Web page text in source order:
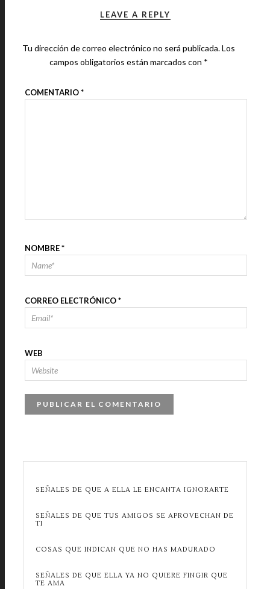
LEAVE A REPLY
Tu dirección de correo electrónico no será publicada.Los
campos obligatorios están marcados con *
COMENTARIO*
NOMBRE*
CORREO ELECTRÓNICO*
WEB
SEÑALES DE QUE A ELLA LE ENCANTA IGNORARTE
SEÑALES DE QUE TUS AMIGOS SE APROVECHAN DE
TI
COSAS QUE INDICAN QUE NO HAS MADURADO
SEÑALES DE QUE ELLA YA NO QUIERE FINGIR QUE
TE AMA